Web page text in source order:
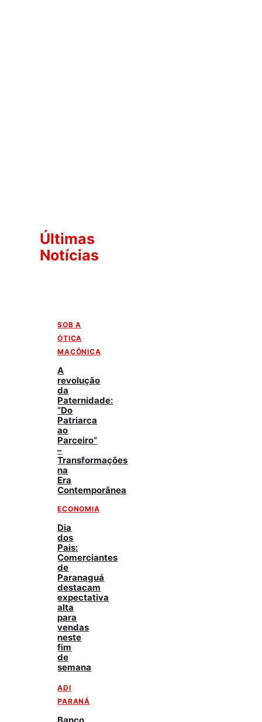
Últimas
Notícias
SOB A
ÓTICA
MAÇÔNICA
A
revolução
da
Paternidade:
“Do
Patriarca
ao
Parceiro”
–
Transformações
na
Era
Contemporânea
ECONOMIA
Dia
dos
Pais:
Comerciantes
de
Paranaguá
destacam
expectativa
alta
para
vendas
neste
fim
de
semana
ADI
PARANÁ